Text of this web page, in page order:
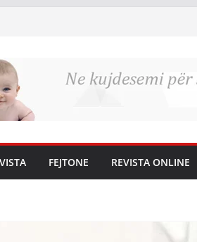
FEJTONE REVISTA ONLINE